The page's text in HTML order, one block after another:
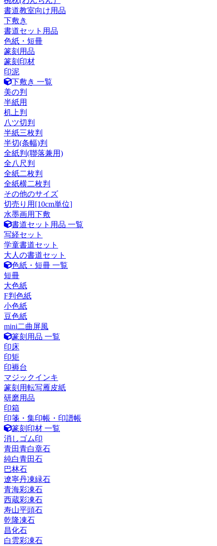
書道教室向け用品
下敷き
書道セット用品
色紙・短冊
篆刻用品
篆刻印材
印泥
下敷き 一覧
美の判
半紙用
机上判
八ツ切判
半紙三枚判
半切(条幅)判
全紙判(聯落兼用)
全八尺判
全紙二枚判
全紙横二枚判
その他のサイズ
切売り用[10cm単位]
水墨画用下敷
書道セット用品 一覧
写経セット
学童書道セット
大人の書道セット
色紙・短冊 一覧
短冊
大色紙
F判色紙
小色紙
豆色紙
mini二曲屏風
篆刻用品 一覧
印床
印矩
印褥台
マジックインキ
篆刻用転写雁皮紙
研磨用品
印箱
印箋・集印帳・印譜帳
篆刻印材 一覧
消しゴム印
青田青白章石
純白青田石
巴林石
遼寧丹凍緑石
青海彩凍石
西蔵彩凍石
寿山平頭石
乾隆凍石
昌化石
白雲彩凍石